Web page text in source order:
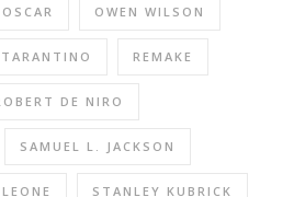
OSCAR OWEN WILSON
REMAKE
DE NIRO
SAMUEL L. JACKSON
STANLEY KUBRICK